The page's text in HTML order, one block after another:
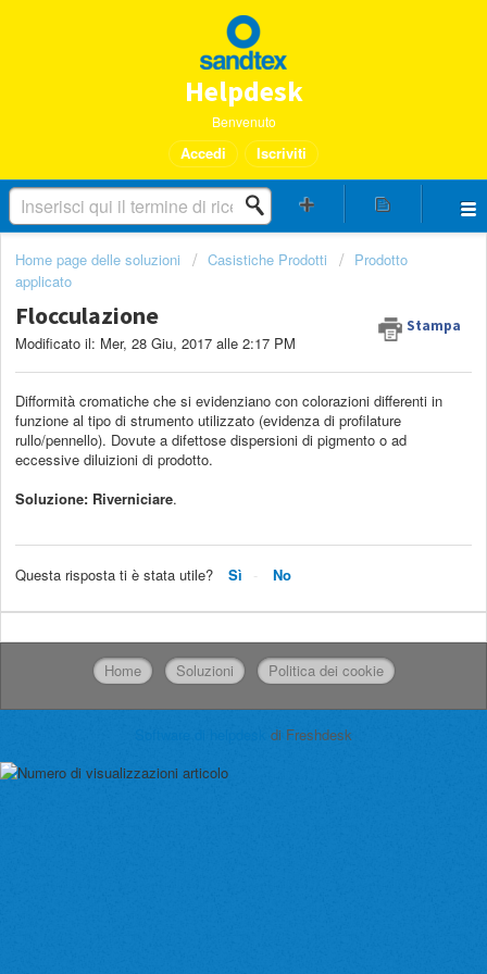
Helpdesk
Benvenuto
Accedi Iscriviti
Home page delle soluzioni Casistiche Prodotti
Prodotto
applicato
Flocculazione Stampa
Modificato il: Mer, 28 Giu, 2017 alle 2:17 PM
Difformità cromatiche che si evidenziano con colorazioni differenti in
funzione al tipo di strumento utilizzato (evidenza di profilature
rullo/pennello). Dovute a difettose dispersioni di pigmento o ad
eccessive diluizioni di prodotto.
Soluzione: Riverniciare.
Questa risposta ti è stata utile? Sì No
Home Soluzioni Politica dei cookie
di Freshdesk